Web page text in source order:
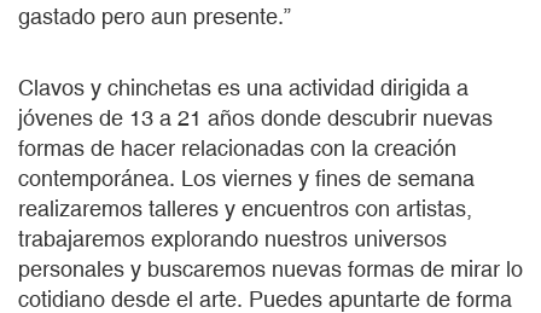
gastado pero aun presente.”
Clavos y chinchetas es una actividad dirigida a
jóvenes de 13 a 21 años donde descubrir nuevas
formas de hacer relacionadas con la creación
contemporánea. Los viernes y fines de semana
realizaremos talleres y encuentros con artistas,
trabajaremos explorando nuestros universos
personales y buscaremos nuevas formas de mirar lo
cotidiano desde el arte. Puedes apuntarte de forma